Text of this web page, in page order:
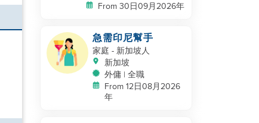
From 30日09月2026年
急需印尼幫手
家庭 - 新加坡人
新加坡
外傭 | 全職
From 12日08月2026
年